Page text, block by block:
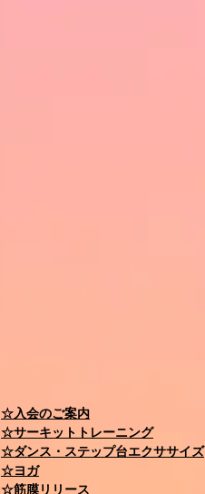
☆入会のご案内
☆サーキットトレーニング
☆ダンス・ステップ台エクササイズ
☆ヨガ
☆筋膜リリース